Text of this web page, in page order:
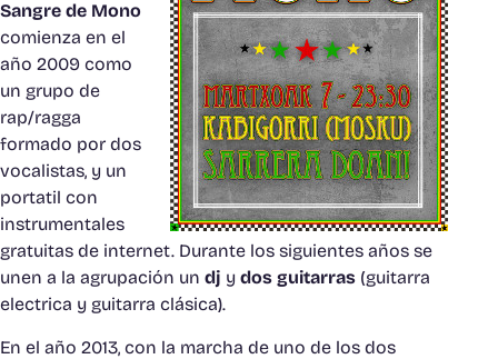
Sangre de Mono
comienza en el
año 2009 como
un grupo de
rap/ragga
formado por dos
vocalistas, y un
portatil con
instrumentales
gratuitas de internet. Durante los siguientes años se
unen a la agrupación un dj y dos guitarras (guitarra
electrica y guitarra clásica).
En el año 2013, con la marcha de uno de los dos